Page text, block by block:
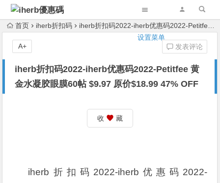
设置菜单
首页 iherb折扣码 iherb折扣码2022-iherb优惠码2022-Petitfee 黄金水凝胶眼膜60帖 $9.97 原价$18.99 47% OFF
iherb折扣码2022-iherb优惠码2022-Petitfee 黄
金水凝胶眼膜60帖 $9.97 原价$18.99 47% OFF
发表评论
A+
收 藏
iherb折扣码2022-iherb优惠码2022-